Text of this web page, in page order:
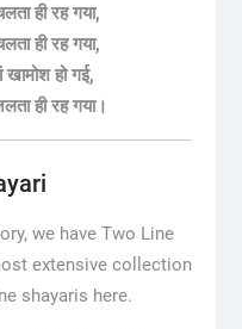
ही रह गया,
ही रह गया,
हो गई,
ही रह गया।
we have Two Line
extensive collection
shayaris here.